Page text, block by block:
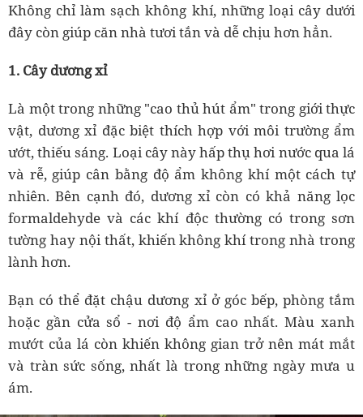
Không chỉ làm sạch không khí, những loại cây dưới
đây còn giúp căn nhà tươi tắn và dễ chịu hơn hẳn.
1. Cây dương xỉ
Là một trong những "cao thủ hút ẩm" trong giới thực
vật, dương xỉ đặc biệt thích hợp với môi trường ẩm
ướt, thiếu sáng. Loại cây này hấp thụ hơi nước qua lá
và rễ, giúp cân bằng độ ẩm không khí một cách tự
nhiên. Bên cạnh đó, dương xỉ còn có khả năng lọc
formaldehyde và các khí độc thường có trong sơn
tường hay nội thất, khiến không khí trong nhà trong
lành hơn.
Bạn có thể đặt chậu dương xỉ ở góc bếp, phòng tắm
hoặc gần cửa sổ - nơi độ ẩm cao nhất. Màu xanh
mướt của lá còn khiến không gian trở nên mát mắt
và tràn sức sống, nhất là trong những ngày mưa u
ám.